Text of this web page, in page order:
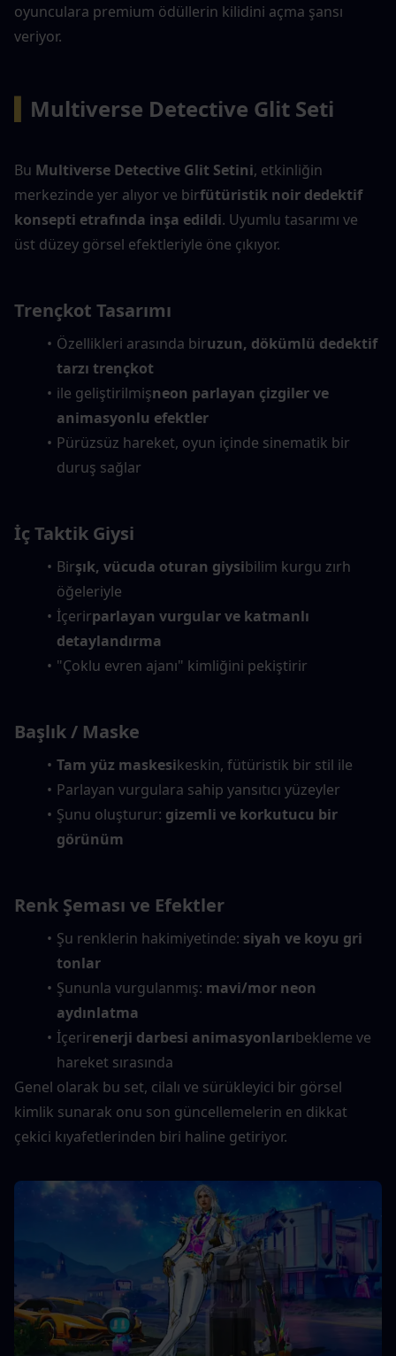
oyunculara premium ödüllerin kilidini açma şansı
veriyor.
Multiverse Detective Glit Seti
Bu Multiverse Detective Glit Setini, etkinliğin
merkezinde yer alıyor ve birfütüristik noir dedektif
konsepti etrafında inşa edildi. Uyumlu tasarımı ve
üst düzey görsel efektleriyle öne çıkıyor.
Trençkot Tasarımı
Özellikleri arasında biruzun, dökümlü dedektif
tarzı trençkot
ile geliştirilmişneon parlayan çizgiler ve
animasyonlu efektler
Pürüzsüz hareket, oyun içinde sinematik bir
duruş sağlar
İç Taktik Giysi
Birşık, vücuda oturan giysibilim kurgu zırh
öğeleriyle
İçerirparlayan vurgular ve katmanlı
detaylandırma
"Çoklu evren ajanı" kimliğini pekiştirir
Başlık / Maske
Tam yüz maskesikeskin, fütüristik bir stil ile
Parlayan vurgulara sahip yansıtıcı yüzeyler
Şunu oluşturur: gizemli ve korkutucu bir
görünüm
Renk Şeması ve Efektler
Şu renklerin hakimiyetinde: siyah ve koyu gri
tonlar
Şununla vurgulanmış: mavi/mor neon
aydınlatma
İçerirenerji darbesi animasyonlarıbekleme ve
hareket sırasında
Genel olarak bu set, cilalı ve sürükleyici bir görsel
kimlik sunarak onu son güncellemelerin en dikkat
çekici kıyafetlerinden biri haline getiriyor.